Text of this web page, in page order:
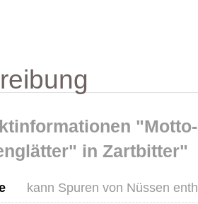
in Zartbitter"
kann Spuren von Nüssen